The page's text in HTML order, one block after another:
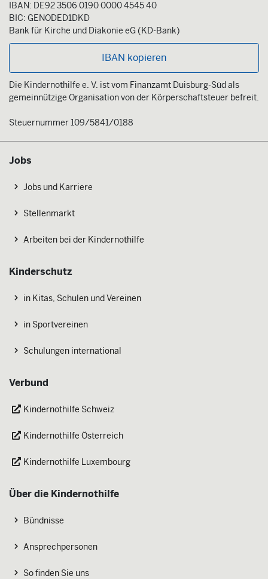
IBAN: DE92 3506 0190 0000 4545 40
BIC: GENODED1DKD
Bank für Kirche und Diakonie eG (KD-Bank)
IBAN kopieren
Die Kindernothilfe e. V. ist vom Finanzamt Duisburg-Süd als
gemeinnützige Organisation von der Körperschaftsteuer befreit.
Steuernummer 109/5841/0188
Jobs
Jobs und Karriere
Stellenmarkt
Arbeiten bei der Kindernothilfe
Kinderschutz
in Kitas, Schulen und Vereinen
in Sportvereinen
Schulungen international
Verbund
Kindernothilfe Schweiz
Kindernothilfe Österreich
Kindernothilfe Luxembourg
Über die Kindernothilfe
Bündnisse
Ansprechpersonen
So finden Sie uns